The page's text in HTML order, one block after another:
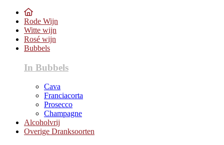
Rode Wijn
Witte wijn
Rosé wijn
Bubbels
In Bubbels
Cava
Franciacorta
Prosecco
Champagne
Alcoholvrij
Overige Dranksoorten